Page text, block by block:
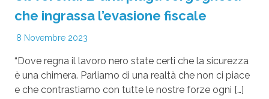
che ingrassa l’evasione fiscale
8 Novembre 2023
“Dove regna il lavoro nero state certi che la sicurezza
è una chimera. Parliamo di una realtà che non ci piace
e che contrastiamo con tutte le nostre forze ogni […]